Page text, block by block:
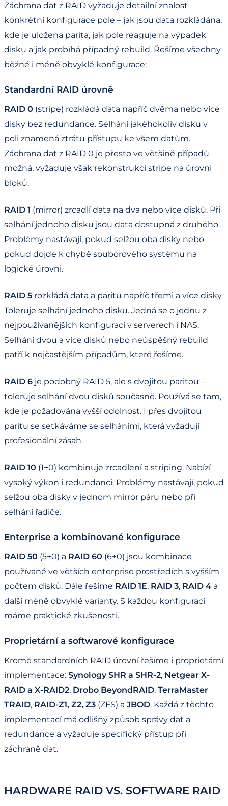
Záchrana dat z RAID vyžaduje detailní znalost
konkrétní konfigurace pole – jak jsou data rozkládána,
kde je uložena parita, jak pole reaguje na výpadek
disku a jak probíhá případný rebuild. Řešíme všechny
běžné i méně obvyklé konfigurace:
Standardní RAID úrovně
RAID 0 (stripe) rozkládá data napříč dvěma nebo více
disky bez redundance. Selhání jakéhokoliv disku v
poli znamená ztrátu přístupu ke všem datům.
Záchrana dat z RAID 0 je přesto ve většině případů
možná, vyžaduje však rekonstrukci stripe na úrovni
bloků.
RAID 1 (mirror) zrcadlí data na dva nebo více disků. Při
selhání jednoho disku jsou data dostupná z druhého.
Problémy nastávají, pokud selžou oba disky nebo
pokud dojde k chybě souborového systému na
logické úrovni.
RAID 5 rozkládá data a paritu napříč třemi a více disky.
Toleruje selhání jednoho disku. Jedná se o jednu z
nejpoužívanějších konfigurací v serverech i NAS.
Selhání dvou a více disků nebo neúspěšný rebuild
patří k nejčastějším případům, které řešíme.
RAID 6 je podobný RAID 5, ale s dvojitou paritou –
toleruje selhání dvou disků současně. Používá se tam,
kde je požadována vyšší odolnost. I přes dvojitou
paritu se setkáváme se selháními, která vyžadují
profesionální zásah.
RAID 10 (1+0) kombinuje zrcadlení a striping. Nabízí
vysoký výkon i redundanci. Problémy nastávají, pokud
selžou oba disky v jednom mirror páru nebo při
selhání řadiče.
Enterprise a kombinované konfigurace
RAID 50 (5+0) a RAID 60 (6+0) jsou kombinace
používané ve větších enterprise prostředích s vyšším
počtem disků. Dále řešíme RAID 1E, RAID 3, RAID 4 a
další méně obvyklé varianty. S každou konfigurací
máme praktické zkušenosti.
Proprietární a softwarové konfigurace
Kromě standardních RAID úrovní řešíme i proprietární
implementace: Synology SHR a SHR-2, Netgear X-
RAID a X-RAID2, Drobo BeyondRAID, TerraMaster
TRAID, RAID-Z1, Z2, Z3 (ZFS) a JBOD. Každá z těchto
implementací má odlišný způsob správy dat a
redundance a vyžaduje specifický přístup při
záchraně dat.
HARDWARE RAID VS. SOFTWARE RAID